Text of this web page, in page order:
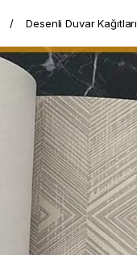
Desenli Duvar Kağıtları